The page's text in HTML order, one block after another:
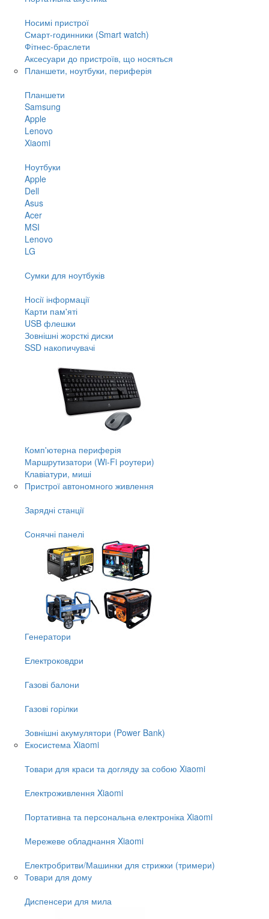
Носимі пристрої
Смарт-годинники (Smart watch)
Фітнес-браслети
Аксесуари до пристроїв, що носяться
Планшети, ноутбуки, периферія
Планшети
Samsung
Apple
Lenovo
Xiaomi
Ноутбуки
Apple
Dell
Asus
Acer
MSI
Lenovo
LG
Сумки для ноутбуків
Носії інформації
Карти пам'яті
USB флешки
Зовнішні жорсткі диски
SSD накопичувачі
Комп'ютерна периферія
Маршрутизатори (Wi-Fi роутери)
Клавіатури, миші
Пристрої автономного живлення
Зарядні станції
Сонячні панелі
Генератори
Електроковдри
Газові балони
Газові горілки
Зовнішні акумулятори (Power Bank)
Екосистема Xiaomi
Товари для краси та догляду за собою Xiaomi
Електроживлення Xiaomi
Портативна та персональна електроніка Xiaomi
Мережеве обладнання Xiaomi
Електробритви/Машинки для стрижки (тримери)
Товари для дому
Диспенсери для мила